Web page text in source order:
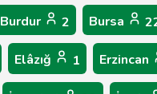
Burdur 2 Bursa
Elâzığ 1 Erzincan